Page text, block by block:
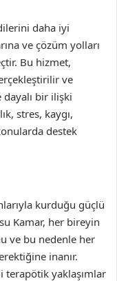
daha iyi
ve çözüm yolları
Bu hizmet,
ve
dayalı bir ilişki
stres, kaygı,
destek
kurduğu güçlü
Kamar, her bireyin
ve bu nedenle her
inanır.
terapötik yaklaşımlar